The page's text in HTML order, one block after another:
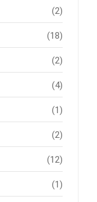
(2)
(18)
(2)
(4)
(1)
(2)
(12)
(1)